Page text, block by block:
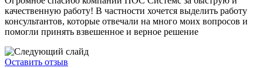
качественную работу! В частности хочется выделить работу
консультантов, которые отвечали на много моих вопросов и
помогли принять взвешенное и верное решение
Оставить отзыв